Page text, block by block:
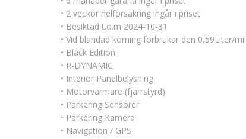
• 2 veckor helförsäkring ingår i priset
• Besiktad t.o.m 2024-10-31
• Vid blandad körning förbrukar den 0,59Liter/mil
• Black Edition
• R-DYNAMIC
• Interiör Panelbelysning
• Motorvärmare (fjärrstyrd)
• Parkering Sensorer
• Parkering Kamera
• Navigation / GPS